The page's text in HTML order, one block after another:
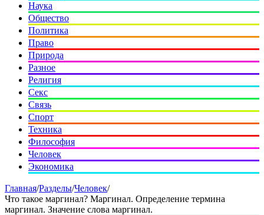
Наука
Общество
Политика
Право
Природа
Разное
Религия
Секс
Связь
Спорт
Техника
Философия
Человек
Экономика
Главная/Разделы/Человек/
Что такое маргинал? Маргинал. Определение термина
маргинал. Значение слова маргинал.